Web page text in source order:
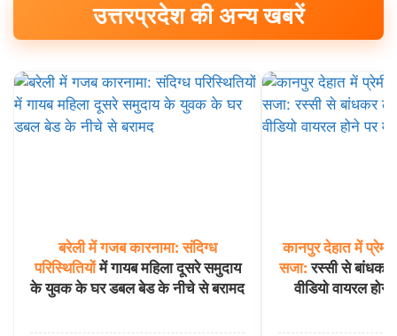
उत्तरप्रदेश की अन्य खबरें
बरेली में गजब कारनामा: संदिग्ध
परिस्थितियोंमें गायब महिला दूसरे समुदाय
के युवक के घर डबल बेड के नीचे से बरामद
कानपुर देहात में प्रेमी
सजा: रस्सी से बांधकर
वीडियो वायरल